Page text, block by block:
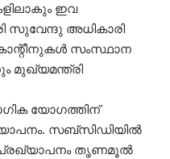
ഇവ
സുവേന്ദു അധികാരി
കാന്റീനുകൾ സംസ്ഥാന
മുഖ്യമന്ത്രി
യോഗത്തിന്
സബ്‌സിഡിയിൽ
പ്രഖ്യാപനം തൃണമൂൽ